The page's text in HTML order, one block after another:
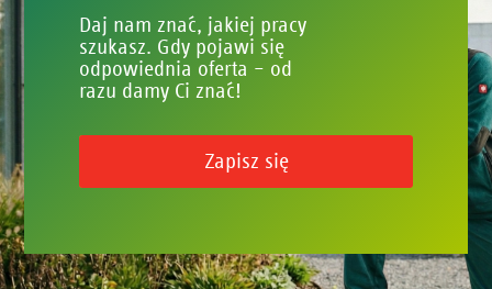
Daj nam znać, jakiej pracy
szukasz. Gdy pojawi się
odpowiednia oferta – od
razu damy Ci znać!
Zapisz się